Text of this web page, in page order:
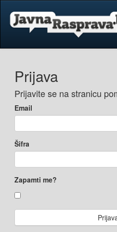
Prijava
Prijavite se na stranicu
Email
Šifra
Zapamti me?